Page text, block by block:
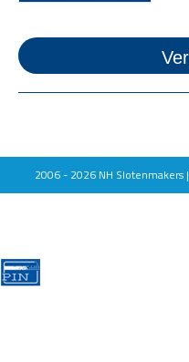
2006 - 2026 NH Slotenmakers |